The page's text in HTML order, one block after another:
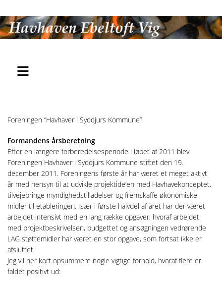
Foreningen ”Havhaver i Syddjurs Kommune”
Formandens årsberetning
Efter en længere forberedelsesperiode i løbet af 2011 blev
Foreningen Havhaver i Syddjurs Kommune stiftet den 19.
december 2011. Foreningens første år har været et meget aktivt
år med hensyn til at udvikle projektide’en med Havhavekonceptet,
tilvejebringe myndighedstilladelser og fremskaffe økonomiske
midler til etableringen. Især i første halvdel af året har der været
arbejdet intensivt med en lang række opgaver, hvoraf arbejdet
med projektbeskrivelsen, budgettet og ansøgningen vedrørende
LAG støttemidler har været en stor opgave, som fortsat ikke er
afsluttet.
Jeg vil her kort opsummere nogle vigtige forhold, hvoraf flere er
faldet positivt ud: